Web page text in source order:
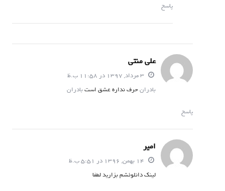
پاسخ
علی منتی
3 مرداد, 1397 در 11:58 ب.ظ
بادرانحرف نداره عشق استبادران
پاسخ
امیر
لینک دانلوئشم بزارید لطفا